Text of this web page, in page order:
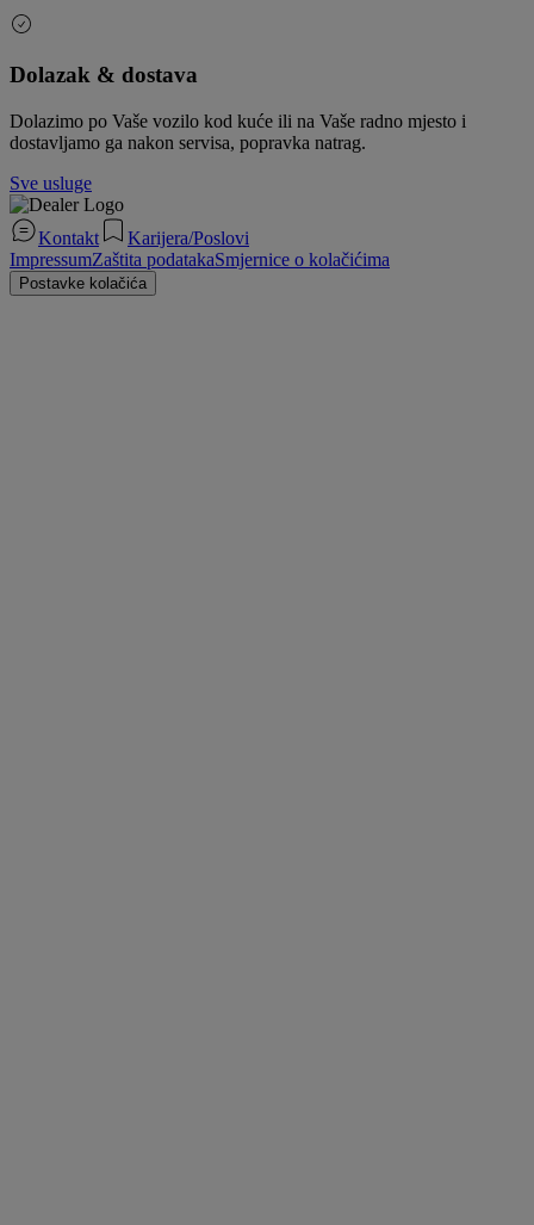
Dolazak & dostava
Dolazimo po Vaše vozilo kod kuće ili na Vaše radno mjesto i
dostavljamo ga nakon servisa, popravka natrag.
Sve usluge
Kontakt
Karijera/Poslovi
ImpressumZaštita podatakaSmjernice o kolačićima
Postavke kolačića